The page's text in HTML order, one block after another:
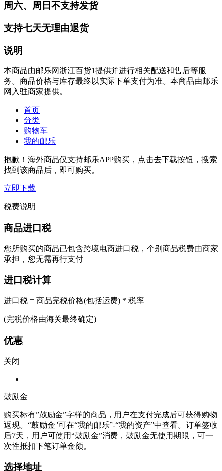
周六、周日不支持发货
支持七天无理由退货
说明
本商品由邮乐网浙江百货1提供并进行相关配送和售后等服
务。商品价格与库存最终以实际下单支付为准。本商品由邮乐
网入驻商家提供。
首页
分类
购物车
我的邮乐
抱歉！海外商品仅支持邮乐APP购买，点击去下载按钮，搜索
找到该商品后，即可购买。
立即下载
税费说明
商品进口税
您所购买的商品已包含跨境电商进口税，个别商品税费由商家
承担，您无需再行支付
进口税计算
进口税 = 商品完税价格(包括运费) * 税率
(完税价格由海关最终确定)
优惠
关闭
鼓励金
购买标有”鼓励金”字样的商品，用户在支付完成后可获得购物
返现。“鼓励金”可在“我的邮乐”-“我的资产”中查看。订单签收
后7天，用户可使用“鼓励金”消费，鼓励金无使用期限，可一
次性抵扣下笔订单金额。
选择地址